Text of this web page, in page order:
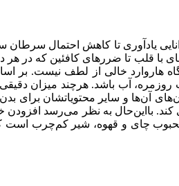
یادآوری تا کاهش احتمال سرطان
با قلب تا ضرر‌های کافئین که در هر
هاروارد خالی از لطف نیست. بر
آب باشد. هرچند میزان دقیقی
بااین‌حال به نظر می‌رسد افزودن
محبوب چای و قهوه، شیر کم‌چرب